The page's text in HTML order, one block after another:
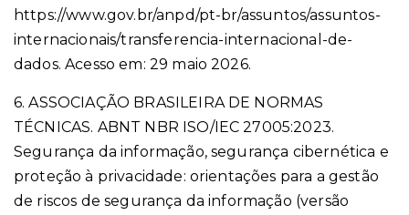
https://www.gov.br/anpd/pt-br/assuntos/assuntos-
internacionais/transferencia-internacional-de-
dados. Acesso em: 29 maio 2026.
6. ASSOCIAÇÃO BRASILEIRA DE NORMAS
TÉCNICAS. ABNT NBR ISO/IEC 27005:2023.
Segurança da informação, segurança cibernética e
proteção à privacidade: orientações para a gestão
de riscos de segurança da informação (versão